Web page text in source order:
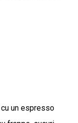
un espresso